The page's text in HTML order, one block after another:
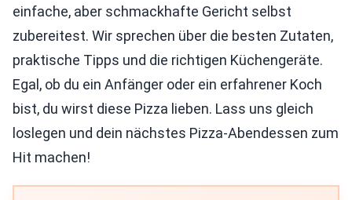
einfache, aber schmackhafte Gericht selbst
zubereitest. Wir sprechen über die besten Zutaten,
praktische Tipps und die richtigen Küchengeräte.
Egal, ob du ein Anfänger oder ein erfahrener Koch
bist, du wirst diese Pizza lieben. Lass uns gleich
loslegen und dein nächstes Pizza-Abendessen zum
Hit machen!